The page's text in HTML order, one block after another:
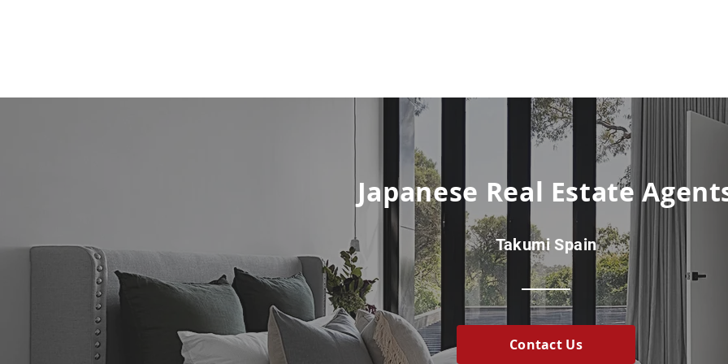
Japanese Real Estate
Takumi Spain
Contact Us